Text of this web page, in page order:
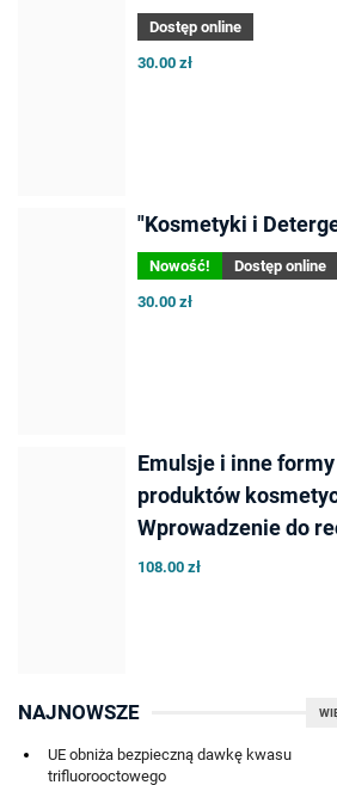
Dostęp online
30.00 zł
"Kosmetyki i
Nowość!
Dostęp online
30.00 zł
Emulsje i inne
produktów
Wprowadzenie do
108.00 zł
NAJNOWSZE
UE obniża bezpieczną dawkę kwasu
trifluorooctowego